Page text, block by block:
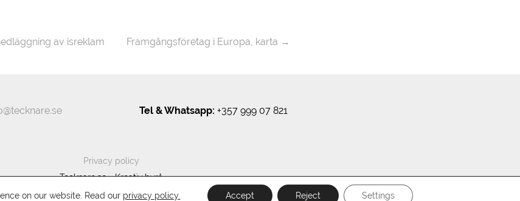
av isreklam Framgångsföretag i Europa, karta →
Tel & Whatsapp: +357 999 07 821
Privacy policy
Tecknare.se - Kreativ byrå
Powered by WordpressLemesos by
on our website. Read our privacy policy. Accept Reject Settings